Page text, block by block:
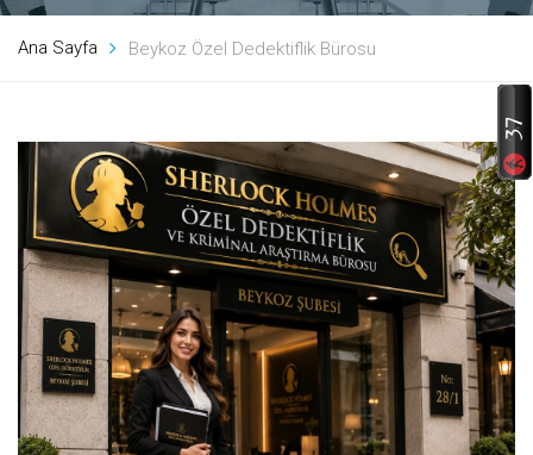
Ana Sayfa Beykoz Özel Dedektiflik Bürosu